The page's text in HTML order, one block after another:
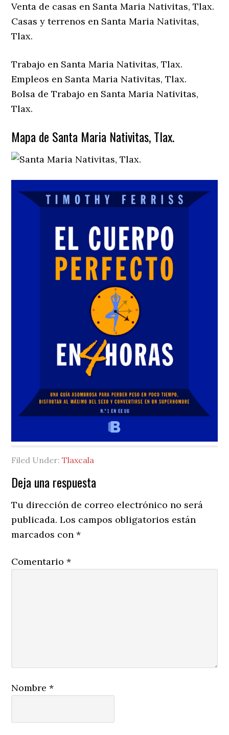
Venta de casas en Santa Maria Nativitas, Tlax.
Casas y terrenos en Santa Maria Nativitas,
Tlax.
Trabajo en Santa Maria Nativitas, Tlax.
Empleos en Santa Maria Nativitas, Tlax.
Bolsa de Trabajo en Santa Maria Nativitas,
Tlax.
Mapa de Santa Maria Nativitas, Tlax.
Filed Under:Tlaxcala
Reader
Interactions
Deja una respuesta
Tu dirección de correo electrónico no será
publicada. Los campos obligatorios están
marcados con*
Comentario*
Nombre*